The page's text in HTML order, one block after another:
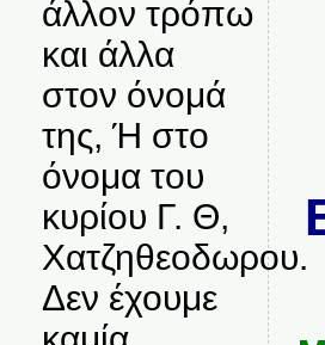
άλλον τρόπω
και άλλα
στον όνομά
της, Ή στο
όνομα του
κυρίου Γ. Θ,
Χατζηθεοδωρου.
Δεν έχουμε